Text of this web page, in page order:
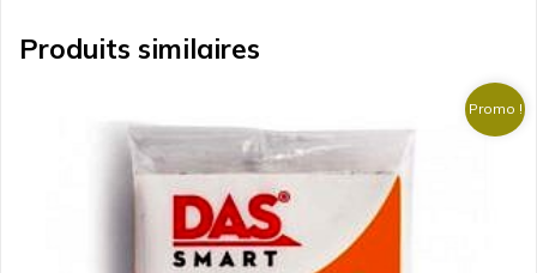
Produits similaires
Promo !